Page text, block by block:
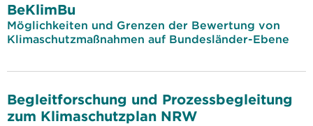
BeKlimBu
Möglichkeiten und Grenzen der Bewertung von
Klimaschutzmaßnahmen auf Bundesländer-Ebene
Begleitforschung und Prozessbegleitung
zum Klimaschutzplan NRW